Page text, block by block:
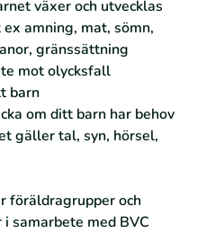
växer och utvecklas
amning, mat, sömn,
gränssättning
mot olycksfall
barn
om ditt barn har behov
gäller tal, syn, hörsel,
föräldragrupper och
samarbete med BVC